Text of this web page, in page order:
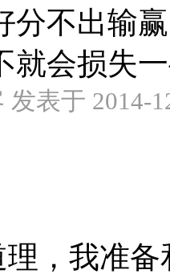
分不出输
就会损失
发表于 2014-
，我准备